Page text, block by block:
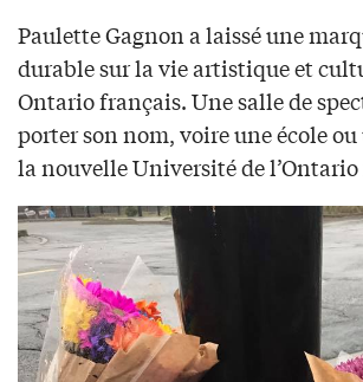
Paulette Gagnon a laissé une
durable sur la vie artistique et
Ontario français. Une salle de
porter son nom, voire une école
la nouvelle Université de